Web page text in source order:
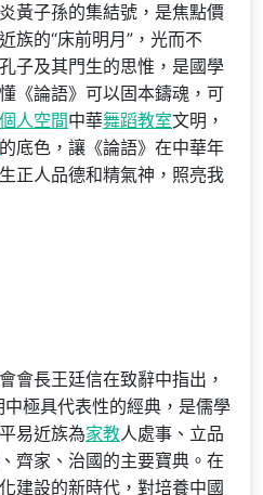
黃子孫的集結號，是焦點價
族的“床前明月”，光而不
子及其門生的思惟，是國學
《論語》可以固本鑄魂，可
個人空間中華舞蹈教室文明，
的底色，讓《論語》在中華年
正人品德和精氣神，照亮我
會長王廷信在致辭中指出，
極具代表性的經典，是儒學
易近族為家教人處事、立品
齊家、治國的主要寶典。在
建設的新時代，對培養中國